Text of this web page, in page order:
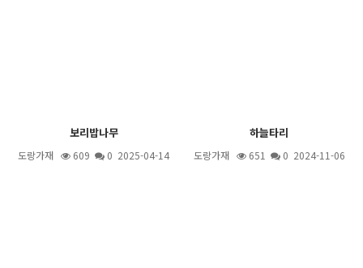
보리밥나무
도랑가재 609 0 2025-04-14
하늘타리
도랑가재 651 0 2024-11-06